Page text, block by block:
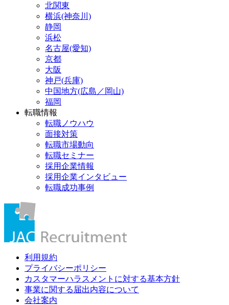
北関東
横浜(神奈川)
静岡
浜松
名古屋(愛知)
京都
大阪
神戸(兵庫)
中国地方(広島／岡山)
福岡
転職情報
転職ノウハウ
面接対策
転職市場動向
転職セミナー
採用企業情報
採用企業インタビュー
転職成功事例
利用規約
プライバシーポリシー
カスタマーハラスメントに対する基本方針
事業に関する届出内容について
会社案内